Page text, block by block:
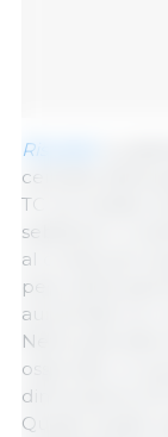
Risultati:
centrale della
TC ha rivelato
sebbene il
al contenuto di
peso della
aumentati con
Nelle pancette
osservato un
diminuzione di
Questo studio